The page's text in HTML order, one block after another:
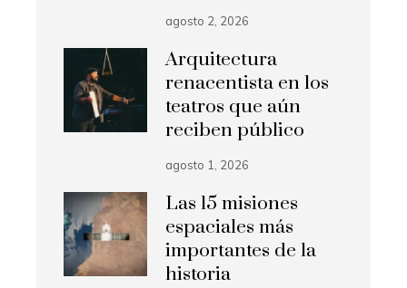
agosto 2, 2026
Arquitectura
renacentista en los
teatros que aún
reciben público
agosto 1, 2026
Las 15 misiones
espaciales más
importantes de la
historia